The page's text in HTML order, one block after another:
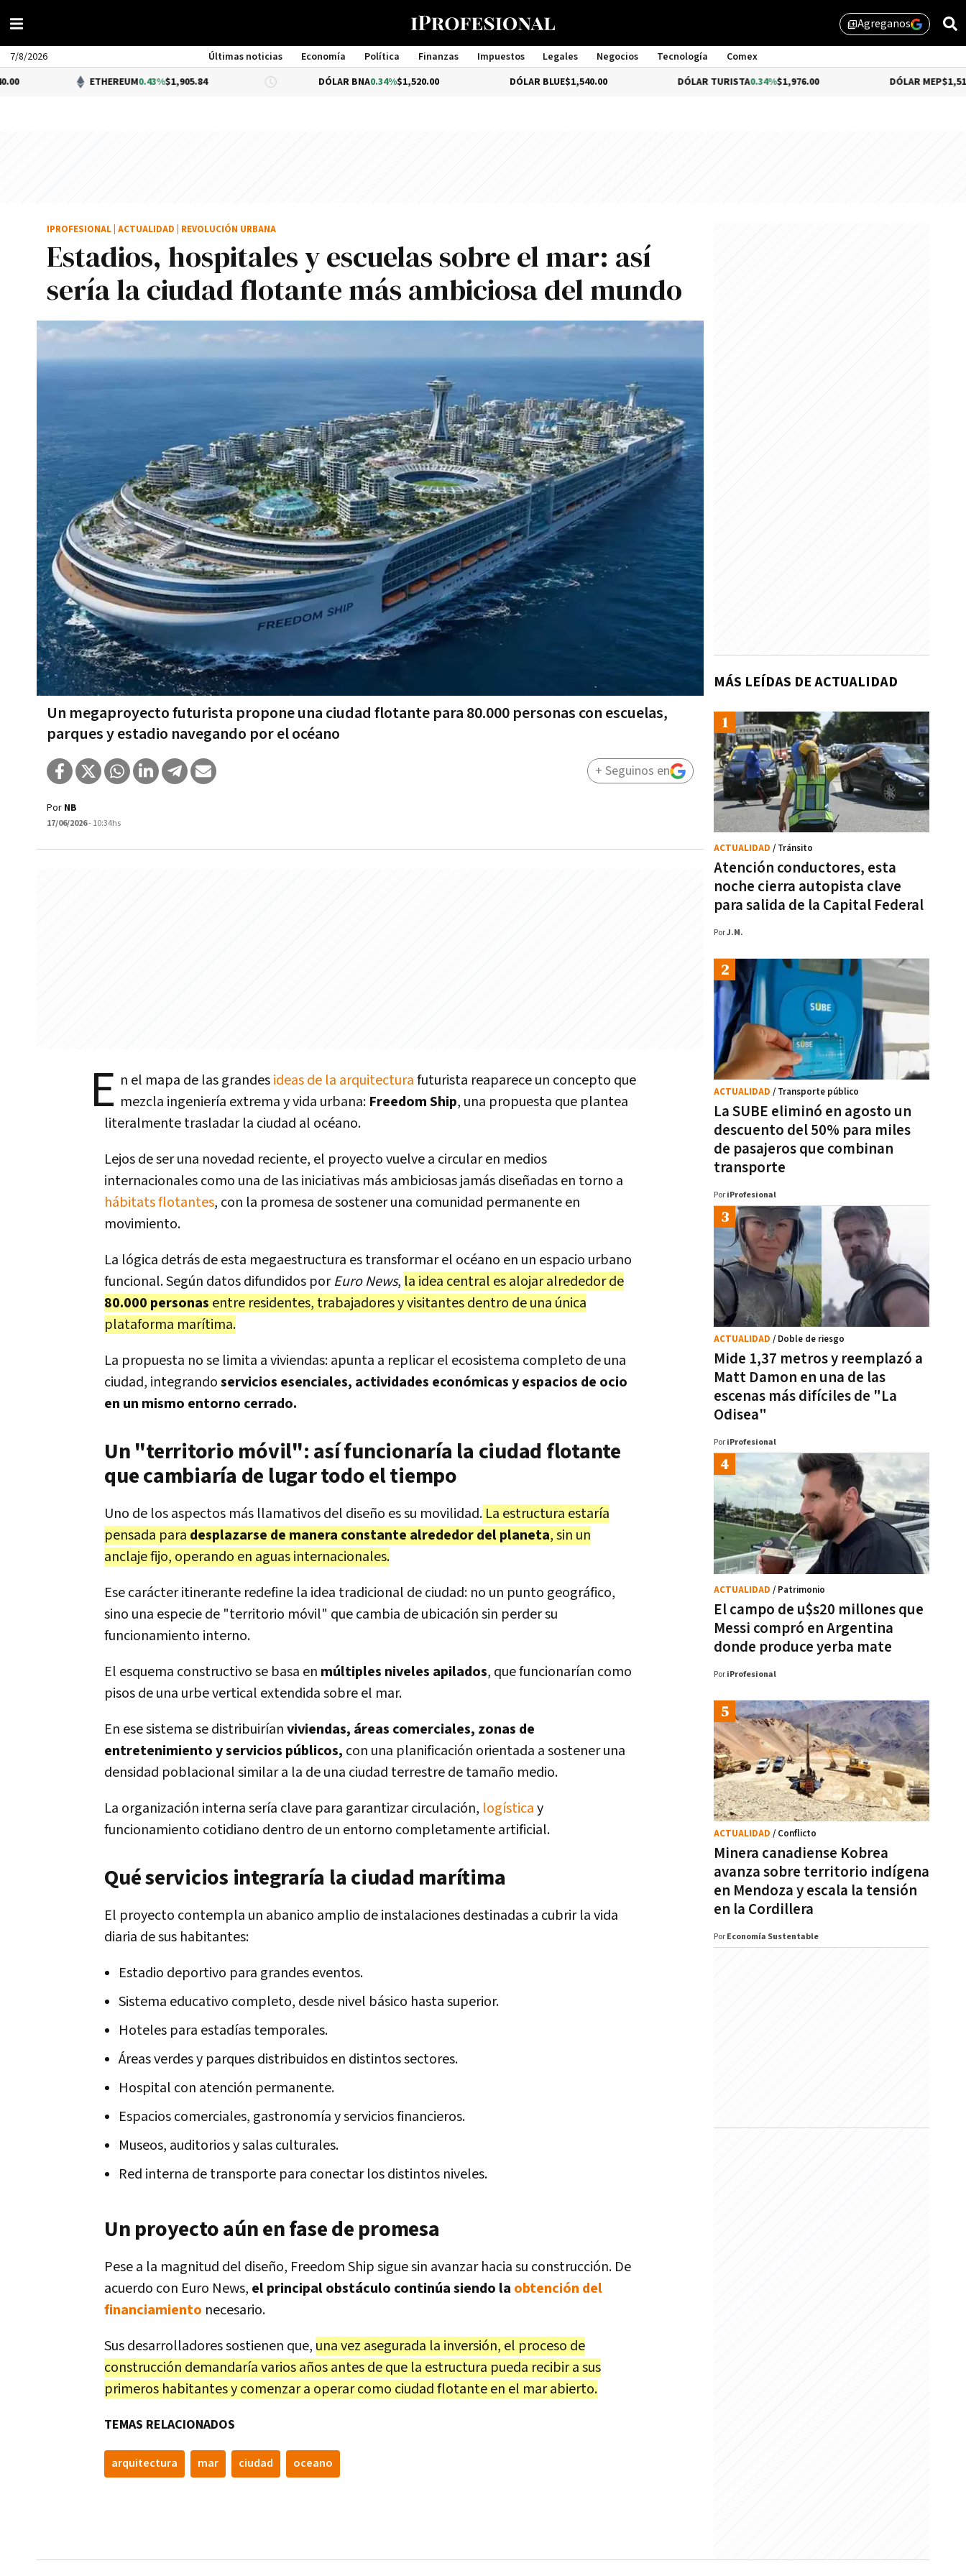
library_addAgreganos
7/8/2026 Últimas noticias Economía Política Finanzas Impuestos Legales Negocios Tecnología
Comex
Management
ETHEREUM0.43%$1,905.84 DÓLAR BNA 0.34%$1,520.00 $1,540.00 DÓLAR TURISTA0.34%$1,976.00 $1,510.79
Estadios, hospitales y escuelas sobre el mar: así
sería la ciudad flotante más ambiciosa del mundo
Un megaproyecto futurista propone una ciudad flotante para 80.000 personas con escuelas,
parques y estadio navegando por el océano
IPROFESIONAL ACTUALIDAD REVOLUCIÓN URBANA
Por NB
17/06/2026- 10:34hs
+ Seguinos en
E n el mapa de las grandesideas de la arquitecturafuturista reaparece un concepto que
mezcla ingeniería extrema y vida urbana: Freedom Ship, una propuesta que plantea
literalmente trasladar la ciudad al océano.
Lejos de ser una novedad reciente, el proyecto vuelve a circular en medios
internacionales como una de las iniciativas más ambiciosas jamás diseñadas en torno a
hábitats flotantes, con la promesa de sostener una comunidad permanente en
movimiento.
La lógica detrás de esta megaestructura es transformar el océano en un espacio urbano
funcional. Según datos difundidos porEuro News, la idea central es alojar alrededor de
80.000 personas entre residentes, trabajadores y visitantes dentro de una única
plataforma marítima.
La propuesta no se limita a viviendas: apunta a replicar el ecosistema completo de una
ciudad, integrandoservicios esenciales, actividades económicas y espacios de ocio
en un mismo entorno cerrado.
Un "territorio móvil": así funcionaría la ciudad flotante
que cambiaría de lugar todo el tiempo
Uno de los aspectos más llamativos del diseño es su movilidad. La estructura estaría
pensada para desplazarse de manera constante alrededor del planeta, sin un
anclaje fijo, operando en aguas internacionales.
Ese carácter itinerante redefine la idea tradicional de ciudad: no un punto geográfico,
sino una especie de "territorio móvil" que cambia de ubicación sin perder su
funcionamiento interno.
El esquema constructivo se basa en múltiples niveles apilados, que funcionarían como
pisos de una urbe vertical extendida sobre el mar.
En ese sistema se distribuiríanviviendas, áreas comerciales, zonas de
entretenimiento y servicios públicos, con una planificación orientada a sostener una
densidad poblacional similar a la de una ciudad terrestre de tamaño medio.
La organización interna sería clave para garantizar circulación, logísticay
funcionamiento cotidiano dentro de un entorno completamente artificial.
Qué servicios integraría la ciudad marítima
El proyecto contempla un abanico amplio de instalaciones destinadas a cubrir la vida
diaria de sus habitantes:
Estadio deportivo para grandes eventos.
Sistema educativo completo, desde nivel básico hasta superior.
Hoteles para estadías temporales.
Áreas verdes y parques distribuidos en distintos sectores.
Hospital con atención permanente.
Espacios comerciales, gastronomía y servicios financieros.
Museos, auditorios y salas culturales.
Red interna de transporte para conectar los distintos niveles.
Un proyecto aún en fase de promesa
Pese a la magnitud del diseño, Freedom Ship sigue sin avanzar hacia su construcción. De
acuerdo con Euro News, el principal obstáculo continúa siendo la obtención del
financiamiento necesario.
Sus desarrolladores sostienen que, una vez asegurada la inversión, el proceso de
construcción demandaría varios años antes de que la estructura pueda recibir a sus
primeros habitantes y comenzar a operar como ciudad flotante en el mar abierto.
TEMAS RELACIONADOS
arquitectura mar ciudad oceano
MÁS LEÍDAS DE ACTUALIDAD
Atención conductores, esta
noche cierra autopista clave
para salida de la Capital Federal
ACTUALIDAD / Tránsito
PorJ.M.
La SUBE eliminó en agosto un
descuento del 50% para miles
de pasajeros que combinan
transporte
ACTUALIDAD / Transporte público
Por iProfesional
Mide 1,37 metros y reemplazó a
Matt Damon en una de las
escenas más difíciles de "La
Odisea"
ACTUALIDAD / Doble de riesgo
Por iProfesional
El campo de u$s20 millones que
Messi compró en Argentina
donde produce yerba mate
ACTUALIDAD / Patrimonio
Por iProfesional
Minera canadiense Kobrea
avanza sobre territorio indígena
en Mendoza y escala la tensión
en la Cordillera
ACTUALIDAD / Conflicto
Por Economía Sustentable